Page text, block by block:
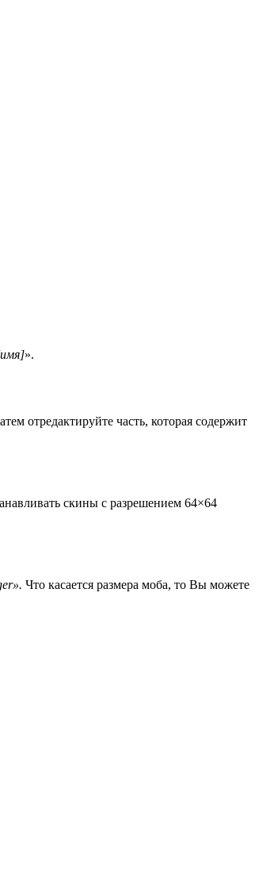
».
отредактируйте часть, которая содержит
скины с разрешением 64×64
Что касается размера моба, то Вы можете